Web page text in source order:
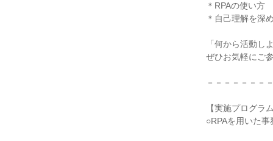
＊RPAの使い方
＊自己理解を深
「何から活動し
ぜひお気軽にご
－－－－－－－
【実施プログラ
○RPAを用いた